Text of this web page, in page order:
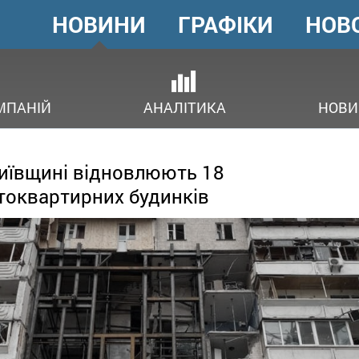
ГОЛОВНЕ
МЕНЮ
НОВИНИ
АНАЛІТИКА
ГРАФІКИ
відновлюють 18
будинків